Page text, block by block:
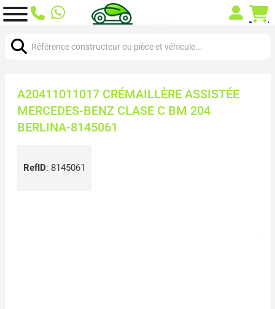
A20411011017 CRÉMAILLÈRE ASSISTÉE
MERCEDES-BENZ CLASE C BM 204
BERLINA-8145061
RefID: 8145061